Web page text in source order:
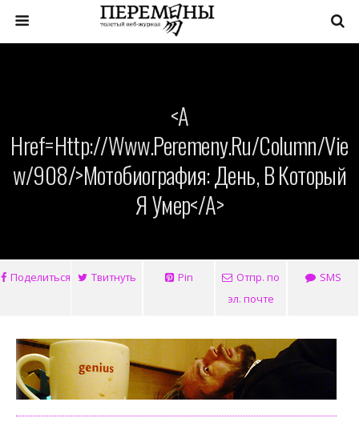
<a
Href=http://www.peremeny.ru/column/vie
W/908/>Мотобиография: День, В Который
Я Умер</a>
Поделиться Твитнуть Pin
Отпр. по
эл. почте
SMS